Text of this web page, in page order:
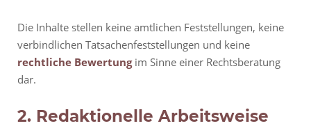
Die Inhalte stellen keine amtlichen Feststellungen, keine
verbindlichen Tatsachenfeststellungen und keine
rechtliche Bewertungim Sinne einer Rechtsberatung
dar.
2. Redaktionelle Arbeitsweise